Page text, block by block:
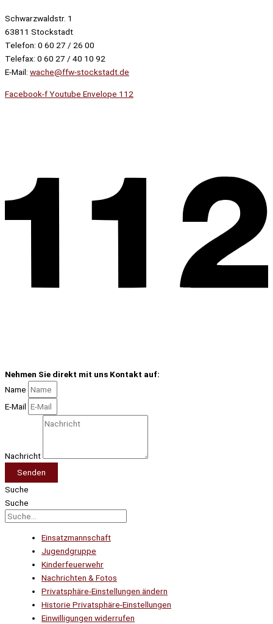
Schwarzwaldstr. 1
63811 Stockstadt
Telefon: 0 60 27 / 26 00
Telefax: 0 60 27 / 40 10 92
E-Mail: wache@ffw-stockstadt.de
Facebook-fYoutube Envelope 112
Nehmen Sie direkt mit uns Kontakt auf:
Name
E-Mail
Nachricht
Senden
Suche
Suche
Einsatzmannschaft
Jugendgruppe
Kinderfeuerwehr
Nachrichten & Fotos
Privatsphäre-Einstellungen ändern
Historie Privatsphäre-Einstellungen
Einwilligungen widerrufen